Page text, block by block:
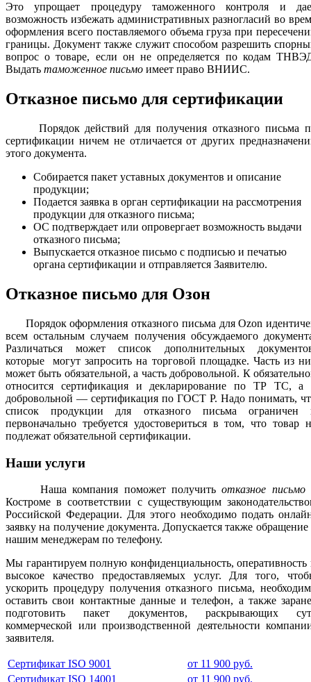
Это упрощает процедуру таможенного контроля и
возможность избежать административных разногласий во
оформления всего поставляемого объема груза при
границы. Документ также служит способом разрешить
вопрос о товаре, если он не определяется по кодам
Выдать таможенное письмо имеет право ВНИИС.
Отказное письмо для сертификации
Порядок действий для получения отказного письма
сертификации ничем не отличается от других
этого документа.
Собирается пакет уставных документов и описание
продукции;
Подается заявка в орган сертификации на рассмотрения
продукции для отказного письма;
ОС подтверждает или опровергает возможность выдачи
отказного письма;
Выпускается отказное письмо с подписью и печатью
органа сертификации и отправляется Заявителю.
Отказное письмо для Озон
Порядок оформления отказного письма для Ozon
всем остальным случаем получения обсуждаемого
Различаться может список дополнительных
которые могут запросить на торговой площадке. Часть из
может быть обязательной, а часть добровольной. К
относится сертификация и декларирование по ТР ТС, а
добровольной — сертификация по ГОСТ Р. Надо понимать,
список продукции для отказного письма ограничен
первоначально требуется удостовериться в том, что товар
подлежат обязательной сертификации.
Наши услуги
Наша компания поможет получитьотказное письмо
Костроме в соответствии с существующим
Российской Федерации. Для этого необходимо подать
заявку на получение документа. Допускается также обращение
нашим менеджерам по телефону.
Мы гарантируем полную конфиденциальность, оперативность
высокое качество предоставляемых услуг. Для того,
ускорить процедуру получения отказного письма,
оставить свои контактные данные и телефон, а также
подготовить пакет документов, раскрывающих
коммерческой или производственной деятельности
заявителя.
Сертификат ISO 9001
от 11 900 руб.
Сертификат ISO 14001
от 11 900 руб.